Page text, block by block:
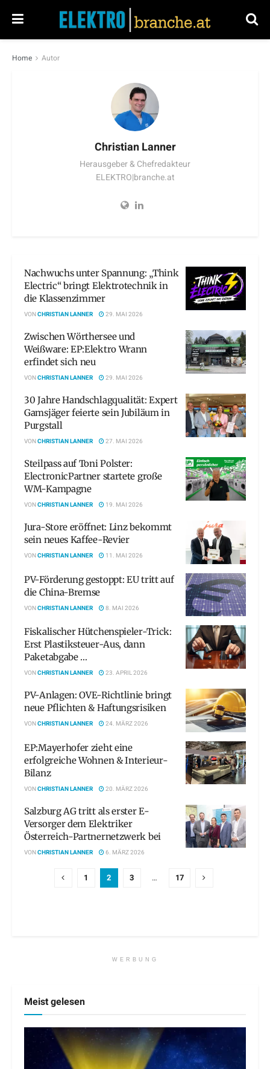
Home Autor
Christian Lanner
Herausgeber & Chefredakteur
ELEKTRO|branche.at
Nachwuchs unter Spannung: „Think
Electric“ bringt Elektrotechnik in
die Klassenzimmer
VONCHRISTIAN LANNER 29. MAI 2026
Zwischen Wörthersee und
Weißware: EP:Elektro Wrann
erfindet sich neu
VONCHRISTIAN LANNER 29. MAI 2026
30 Jahre Handschlagqualität: Expert
Gamsjäger feierte sein Jubiläum in
Purgstall
VONCHRISTIAN LANNER 27. MAI 2026
Steilpass auf Toni Polster:
ElectronicPartner startete große
WM-Kampagne
VONCHRISTIAN LANNER 19. MAI 2026
Jura-Store eröffnet: Linz bekommt
sein neues Kaffee-Revier
VONCHRISTIAN LANNER 11. MAI 2026
PV-Förderung gestoppt: EU tritt auf
die China-Bremse
VONCHRISTIAN LANNER 8. MAI 2026
Fiskalischer Hütchenspieler-Trick:
Erst Plastiksteuer-Aus, dann
Paketabgabe …
VONCHRISTIAN LANNER 23. APRIL 2026
PV-Anlagen: OVE-Richtlinie bringt
neue Pflichten & Haftungsrisiken
VONCHRISTIAN LANNER 24. MÄRZ 2026
EP:Mayerhofer zieht eine
erfolgreiche Wohnen & Interieur-
Bilanz
VONCHRISTIAN LANNER 20. MÄRZ 2026
Salzburg AG tritt als erster E-
Versorger dem Elektriker
Österreich-Partnernetzwerk bei
VONCHRISTIAN LANNER 6. MÄRZ 2026
1 2 3 … 17
WERBUNG
Meist gelesen